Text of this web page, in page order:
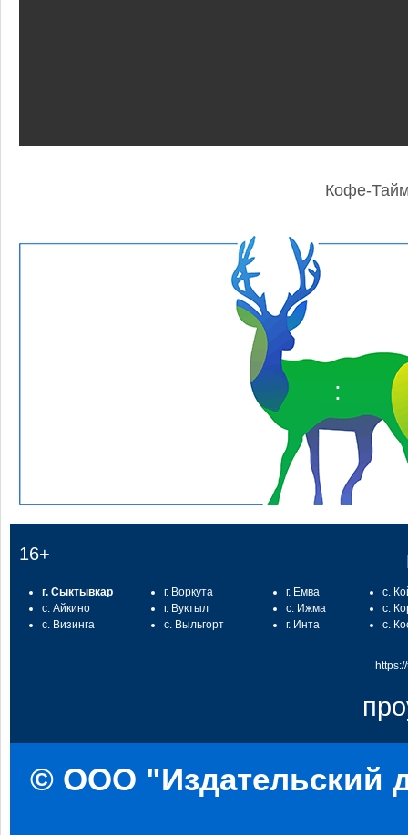
Кофе-
:
16+
г. Сыктывкар
с. Айкино
с. Визинга
г. Воркута
г. Вуктыл
с. Выльгорт
г. Емва
с. Ижма
г. Инта
с.
с.
с.
© ООО "Издательский